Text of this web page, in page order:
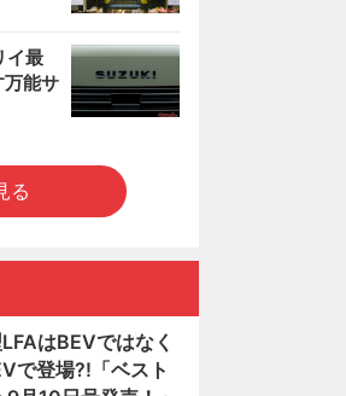
イ最
能サ
る
はBEVではなく
で登場?!「ベスト